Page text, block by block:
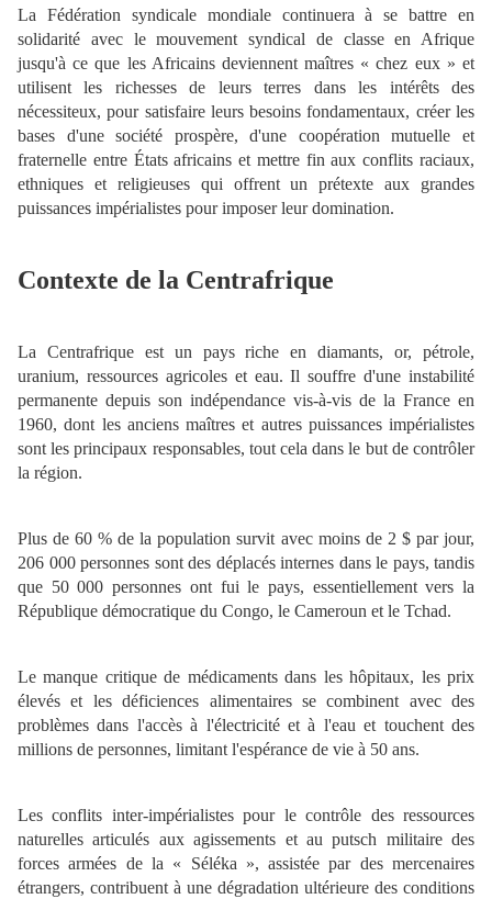
La Fédération syndicale mondiale continuera à se battre en
solidarité avec le mouvement syndical de classe en Afrique
jusqu'à ce que les Africains deviennent maîtres « chez eux » et
utilisent les richesses de leurs terres dans les intérêts des
nécessiteux, pour satisfaire leurs besoins fondamentaux, créer les
bases d'une société prospère, d'une coopération mutuelle et
fraternelle entre États africains et mettre fin aux conflits raciaux,
ethniques et religieuses qui offrent un prétexte aux grandes
puissances impérialistes pour imposer leur domination.
Contexte de la Centrafrique
La Centrafrique est un pays riche en diamants, or, pétrole,
uranium, ressources agricoles et eau. Il souffre d'une instabilité
permanente depuis son indépendance vis-à-vis de la France en
1960, dont les anciens maîtres et autres puissances impérialistes
sont les principaux responsables, tout cela dans le but de contrôler
la région.
Plus de 60 % de la population survit avec moins de 2 $ par jour,
206 000 personnes sont des déplacés internes dans le pays, tandis
que 50 000 personnes ont fui le pays, essentiellement vers la
République démocratique du Congo, le Cameroun et le Tchad.
Le manque critique de médicaments dans les hôpitaux, les prix
élevés et les déficiences alimentaires se combinent avec des
problèmes dans l'accès à l'électricité et à l'eau et touchent des
millions de personnes, limitant l'espérance de vie à 50 ans.
Les conflits inter-impérialistes pour le contrôle des ressources
naturelles articulés aux agissements et au putsch militaire des
forces armées de la « Séléka », assistée par des mercenaires
étrangers, contribuent à une dégradation ultérieure des conditions